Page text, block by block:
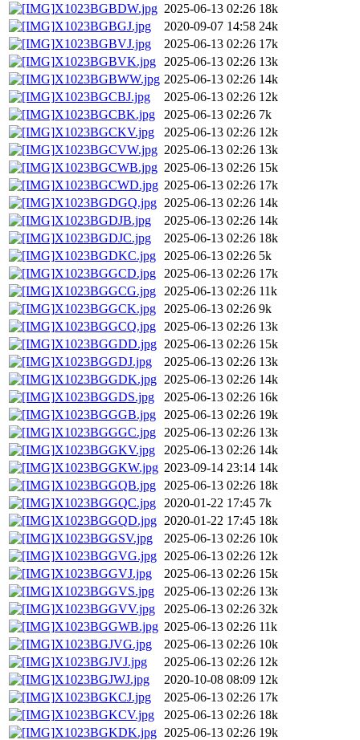
X1023BGBDW.jpg 2025-06-13 02:26 18k
X1023BGBGJ.jpg
2020-09-07 14:58 24k
X1023BGBVJ.jpg
2025-06-13 02:26 17k
X1023BGBVK.jpg
2025-06-13 02:26 13k
X1023BGBWW.jpg 2025-06-13 02:26 14k
X1023BGCBJ.jpg
2025-06-13 02:26 12k
X1023BGCBK.jpg
2025-06-13 02:26 7k
X1023BGCKV.jpg
2025-06-13 02:26 12k
X1023BGCVW.jpg 2025-06-13 02:26 13k
X1023BGCWB.jpg 2025-06-13 02:26 15k
X1023BGCWD.jpg 2025-06-13 02:26 17k
X1023BGDGQ.jpg 2025-06-13 02:26 14k
X1023BGDJB.jpg
2025-06-13 02:26 14k
X1023BGDJC.jpg
2025-06-13 02:26 18k
X1023BGDKC.jpg
2025-06-13 02:26 5k
X1023BGGCD.jpg
2025-06-13 02:26 17k
X1023BGGCG.jpg
2025-06-13 02:26 11k
X1023BGGCK.jpg
2025-06-13 02:26 9k
X1023BGGCQ.jpg
2025-06-13 02:26 13k
X1023BGGDD.jpg 2025-06-13 02:26 15k
X1023BGGDJ.jpg
2025-06-13 02:26 13k
X1023BGGDK.jpg 2025-06-13 02:26 14k
X1023BGGDS.jpg
2025-06-13 02:26 16k
X1023BGGGB.jpg
2025-06-13 02:26 19k
X1023BGGGC.jpg
2025-06-13 02:26 13k
X1023BGGKV.jpg
2025-06-13 02:26 14k
X1023BGGKW.jpg 2023-09-14 23:14 14k
X1023BGGQB.jpg
2025-06-13 02:26 18k
X1023BGGQC.jpg
2020-01-22 17:45 7k
X1023BGGQD.jpg 2020-01-22 17:45 18k
X1023BGGSV.jpg
2025-06-13 02:26 10k
X1023BGGVG.jpg 2025-06-13 02:26 12k
X1023BGGVJ.jpg
2025-06-13 02:26 15k
X1023BGGVS.jpg
2025-06-13 02:26 13k
X1023BGGVV.jpg
2025-06-13 02:26 32k
X1023BGGWB.jpg 2025-06-13 02:26 11k
X1023BGJVG.jpg
2025-06-13 02:26 10k
X1023BGJVJ.jpg
2025-06-13 02:26 12k
X1023BGJWJ.jpg
2020-10-08 08:09 12k
X1023BGKCJ.jpg
2025-06-13 02:26 17k
X1023BGKCV.jpg
2025-06-13 02:26 18k
X1023BGKDK.jpg 2025-06-13 02:26 19k